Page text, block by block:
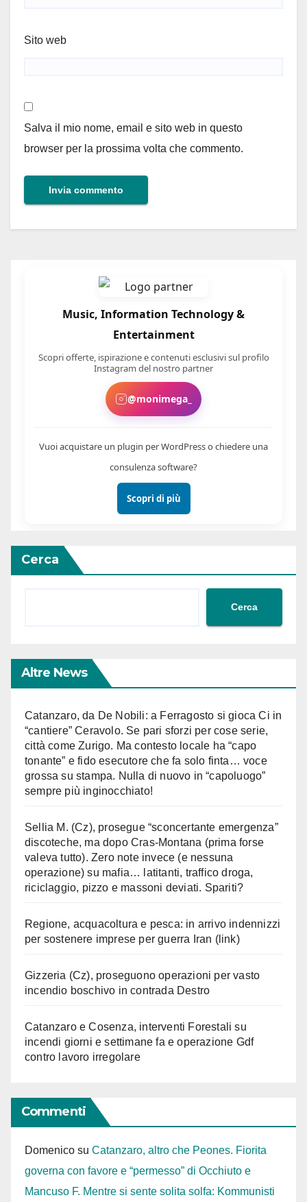
Sito web
Salva il mio nome, email e sito web in questo
browser per la prossima volta che commento.
Cerca
Cerca
Altre News
Catanzaro, da De Nobili: a Ferragosto si gioca Ci in
“cantiere” Ceravolo. Se pari sforzi per cose serie,
città come Zurigo. Ma contesto locale ha “capo
tonante” e fido esecutore che fa solo finta… voce
grossa su stampa. Nulla di nuovo in “capoluogo”
sempre più inginocchiato!
Sellia M. (Cz), prosegue “sconcertante emergenza”
discoteche, ma dopo Cras-Montana (prima forse
valeva tutto). Zero note invece (e nessuna
operazione) su mafia… latitanti, traffico droga,
riciclaggio, pizzo e massoni deviati. Spariti?
Regione, acquacoltura e pesca: in arrivo indennizzi
per sostenere imprese per guerra Iran (link)
Gizzeria (Cz), proseguono operazioni per vasto
incendio boschivo in contrada Destro
Catanzaro e Cosenza, interventi Forestali su
incendi giorni e settimane fa e operazione Gdf
contro lavoro irregolare
Commenti
Domenico su Catanzaro, altro che Peones. Fiorita
governa con favore e “permesso” di Occhiuto e
Mancuso F. Mentre si sente solita solfa: Kommunisti
Music, Information Technology &
Entertainment
Scopri offerte, ispirazione e contenuti esclusivi sul profilo
Instagram del nostro partner
@monimega_
Vuoi acquistare un plugin per WordPress o chiedere una
consulenza software?
Scopri di più